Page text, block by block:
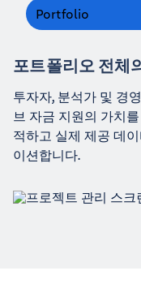
Portfolio
포트폴리오 전체
투자자, 분석가 및 경
브 자금 지원의 가치
적하고 실제 제공 데
이션합니다.